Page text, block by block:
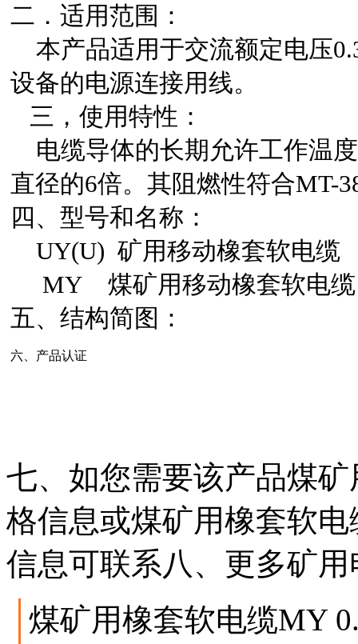
二．适用范围：
本产品适用于交流额定电压
设备的电源连接用线。
三，使用特性：
电缆导体的长期允许工作温
直径的6倍。其阻燃性符合MT-
四、型号和名称：
UY(U) 矿用移动橡套软电缆
MY 煤矿用移动橡套软电缆
五、结构简图：
六、产品认证
七、如您需要该产品煤
格信息或煤矿用橡套软
信息可联系八、更多矿
煤矿用橡套软电缆MY